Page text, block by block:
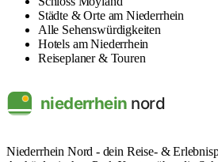
Städte & Orte am Niederrhein
Alle Sehenswürdigkeiten
Hotels am Niederrhein
Reiseplaner & Touren
Niederrhein Nord - dein Reise- &